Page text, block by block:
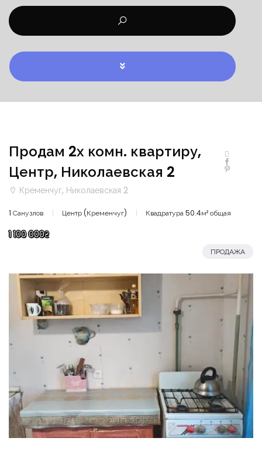
Продам 2х комн. квартиру,
Центр, Николаевская 2
Кременчуг, Николаевская 2
1 Санузлов Центр (Кременчуг) Квадратура 50.4м² общая
1 100 000₴
ПРОДАЖА